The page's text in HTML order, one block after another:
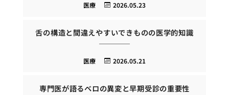
2026.05.23
医療
舌の構造と間違えやすいできものの医学的知識
2026.05.21
医療
専門医が語るベロの異変と早期受診の重要性